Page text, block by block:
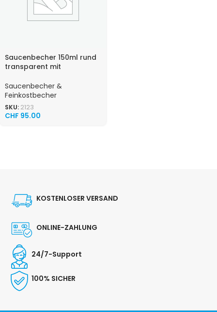
Saucenbecher 150ml rund
transparent mit
(P.P.) 1000 / Karton
Saucenbecher &
Feinkostbecher
SKU: 2123
CHF 95.00
KOSTENLOSER VERSAND
ONLINE-ZAHLUNG
24/7-Support
100% SICHER